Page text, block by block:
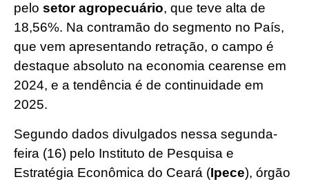
pelo setor agropecuário, que teve alta de
18,56%. Na contramão do segmento no País,
que vem apresentando retração, o campo é
destaque absoluto na economia cearense em
2024, e a tendência é de continuidade em
2025.
Segundo dados divulgados nessa segunda-
feira (16) pelo Instituto de Pesquisa e
Estratégia Econômica do Ceará (Ipece), órgão